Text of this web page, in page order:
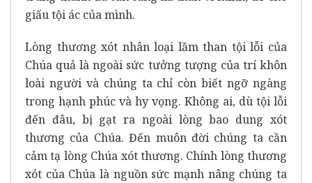
giấu tội ác của mình.
Lòng thương xót nhân loại lầm than tội lỗi của
Chúa quả là ngoài sức tưởng tượng của trí khôn
loài người và chúng ta chỉ còn biết ngỡ ngàng
trong hạnh phúc và hy vọng. Không ai, dù tội lỗi
đến đâu, bị gạt ra ngoài lòng bao dung xót
thương của Chúa. Đến muôn đời chúng ta cần
cảm tạ lòng Chúa xót thương. Chính lòng thương
xót của Chúa là nguồn sức mạnh nâng chúng ta